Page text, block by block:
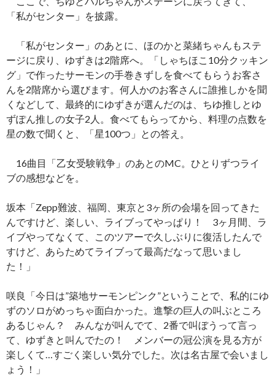
「私がセンター」を披露。
「私がセンター」のあとに、ほのかと菜緒ちゃんもステ
ージに戻り、ゆずきは2階席へ。「しゃちほこ10分クッキン
グ」で作ったサーモンの手巻きずしを食べてもらうお客さ
んを2階席から選びます。何人かのお客さんに誰推しかを聞
くなどして、最終的にゆずきが選んだのは、ちゆ推しとゆ
ずぽん推しの女子2人。食べてもらってから、料理の点数を
星の数で聞くと、「星100つ」との答え。
16曲目「乙女受験戦争」のあとのMC。ひとりずつライ
ブの感想などを。
坂本「Zepp難波、福岡、東京と3ヶ所の会場を回ってきた
んですけど、楽しい、ライブってやっぱり！ 3ヶ月間、ラ
イブやってなくて、このツアーで久しぶりに復活したんで
すけど、あらためてライブって最高だなって思いまし
た！」
咲良「今日は”築地サーモンピンク”ということで、私的にゆ
ずのソロがめっちゃ面白かった。進撃の巨人の叫ぶところ
あるじゃん？ みんなが叫んでて、2番で叫ぼうって言っ
て、ゆずきと叫んでたの！ メンバーの冠公演を見る方が
楽しくて…すごく楽しい気分でした。次は名古屋で会いまし
ょう！」